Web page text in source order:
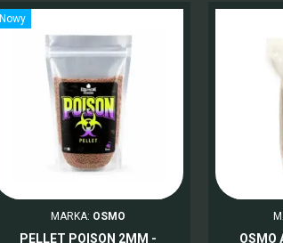
Nowy
MARKA: OSMO
PELLET POISON 2MM - OSMO